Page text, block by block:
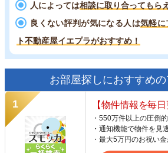
人によっては相談に取り合ってもら
良くない評判が気になる人は気軽に
ト不動産屋イエプラがおすすめ！
お部屋探しにおすすめ
【物件情報を毎日
・550万件以上の圧倒
・通知機能で物件を見
・最大5万円のお祝い